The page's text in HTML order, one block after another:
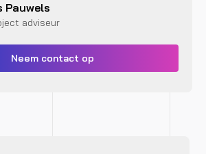
Pauwels
adviseur
Neem contact op